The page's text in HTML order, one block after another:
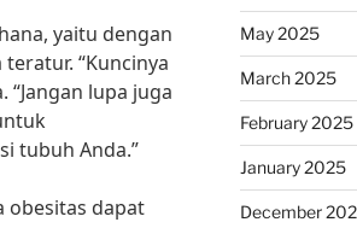
yaitu dengan
“Kuncinya
lupa juga
tubuh Anda.”
obesitas dapat
May 2025
March 2025
February 2025
January 2025
December